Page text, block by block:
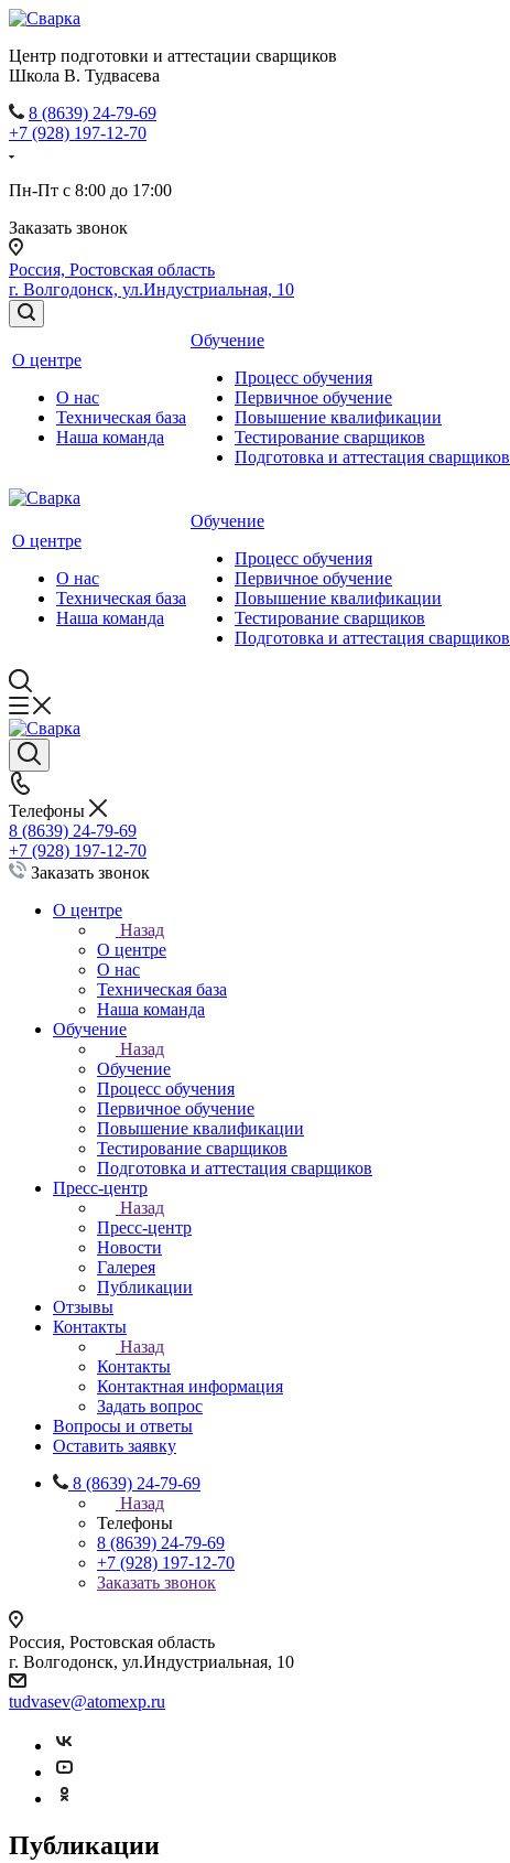
Центр подготовки и аттестации сварщиков
Школа В. Тудвасева
8 (8639) 24-79-69
+7 (928) 197-12-70
Пн-Пт с 8:00 до 17:00
Заказать звонок
Россия, Ростовская область
г. Волгодонск, ул.Индустриальная, 10
О центре
О нас
Техническая база
Наша команда
Обучение
Процесс обучения
Первичное обучение
Повышение квалификации
Тестирование сварщиков
Подготовка и аттестация сварщиков
О центре
О нас
Техническая база
Наша команда
Обучение
Процесс обучения
Первичное обучение
Повышение квалификации
Тестирование сварщиков
Подготовка и аттестация сварщиков
Телефоны
8 (8639) 24-79-69
+7 (928) 197-12-70
Заказать звонок
О центре
Назад
О центре
О нас
Техническая база
Наша команда
Обучение
Назад
Обучение
Процесс обучения
Первичное обучение
Повышение квалификации
Тестирование сварщиков
Подготовка и аттестация сварщиков
Пресс-центр
Назад
Пресс-центр
Новости
Галерея
Публикации
Отзывы
Контакты
Назад
Контакты
Контактная информация
Задать вопрос
Вопросы и ответы
Оставить заявку
8 (8639) 24-79-69
Назад
Телефоны
8 (8639) 24-79-69
+7 (928) 197-12-70
Заказать звонок
Россия, Ростовская область
г. Волгодонск, ул.Индустриальная, 10
tudvasev@atomexp.ru
Публикации